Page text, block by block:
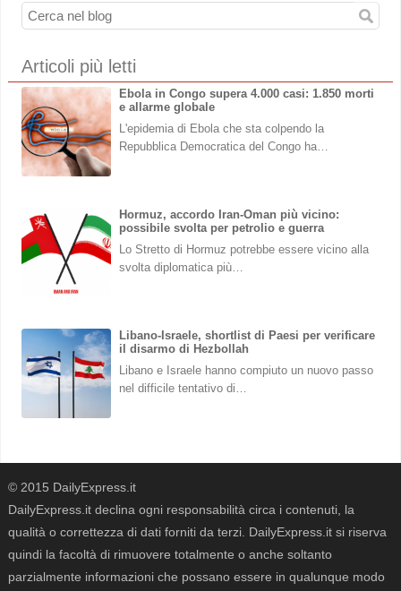
Articoli più letti
Ebola in Congo supera 4.000 casi: 1.850 morti
e allarme globale
L'epidemia di Ebola che sta colpendo la
Repubblica Democratica del Congo ha…
Hormuz, accordo Iran-Oman più vicino:
possibile svolta per petrolio e guerra
Lo Stretto di Hormuz potrebbe essere vicino alla
svolta diplomatica più…
Libano-Israele, shortlist di Paesi per verificare
il disarmo di Hezbollah
Libano e Israele hanno compiuto un nuovo passo
nel difficile tentativo di…
© 2015 DailyExpress.it
DailyExpress.it declina ogni responsabilità circa i contenuti, la
qualità o correttezza di dati forniti da terzi. DailyExpress.it si riserva
quindi la facoltà di rimuovere totalmente o anche soltanto
parzialmente informazioni che possano essere in qualunque modo